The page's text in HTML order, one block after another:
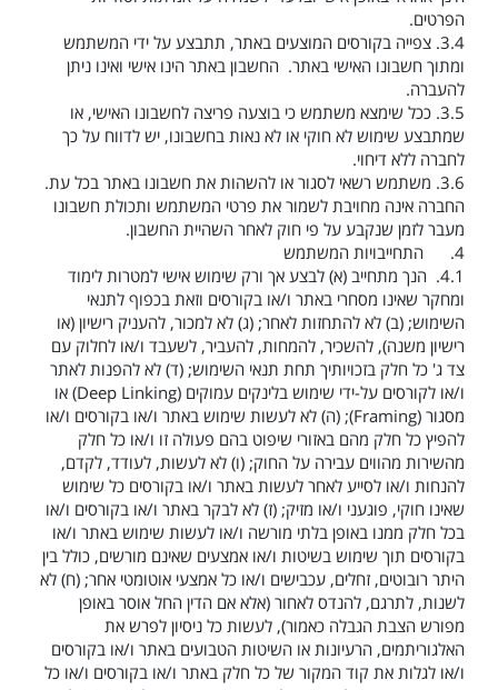
הפרטים.
3.4. צפייה בקורסים המוצעים באתר, תתבצע על ידי המשתמש
ומתוך חשבונו האישי באתר. החשבון באתר הינו אישי ואינו ניתן
להעברה.
3.5. ככל שימצא משתמש כי בוצעה פריצה לחשבונו האישי, או
שמתבצע שימוש לא חוקי או לא נאות בחשבונו, יש לדווח על כך
לחברה ללא דיחוי.
3.6. משתמש רשאי לסגור או להשהות את חשבונו באתר בכל עת.
החברה אינה מחויבת לשמור את פרטי המשתמש ותכולת חשבונו
מעבר לזמן שנקבע על פי חוק לאחר השהיית החשבון.
4.
התחייבויות המשתמש
4.1.
הנך מתחייב (א) לבצע אך ורק שימוש אישי למטרות לימוד
ומחקר שאינו מסחרי באתר ו/או בקורסים וזאת בכפוף לתנאי
השימוש; (ב) לא להתחזות לאחר; (ג) לא למכור, להעניק רישיון (או
רישיון משנה), להשכיר, להמחות, להעביר, לשעבד ו/או לחלוק עם
צד ג' כל חלק בזכויותיך תחת תנאי השימוש; (ד) לא להפנות לאתר
ו/או לקורסים על-ידי שימוש בלינקים עמוקים (Deep Linking) או
מסגור (Framing); (ה) לא לעשות שימוש באתר ו/או בקורסים ו/או
להפיץ כל חלק מהם באזורי שיפוט בהם פעולה זו ו/או כל חלק
מהשירות מהווים עבירה על החוק; (ו) לא לעשות, לעודד, לקדם,
להנחות ו/או לסייע לאחר לעשות באתר ו/או בקורסים כל שימוש
שאינו חוקי, פוגעני ו/או מזיק; (ז) לא לבקר באתר ו/או בקורסים ו/או
בכל חלק ממנו באופן בלתי מורשה ו/או לעשות שימוש באתר ו/או
בקורסים תוך שימוש בשיטות ו/או אמצעים שאינם מורשים, כולל בין
היתר רובוטים, זחלים, עכבישים ו/או כל אמצעי אוטומטי אחר; (ח) לא
לשנות, לתרגם, להנדס לאחור (אלא אם הדין החל אוסר באופן
מפורש הצבת הגבלה כאמור), לעשות כל ניסיון לפרש את
האלגוריתמים, הרעיונות או השיטות הטבועים באתר ו/או בקורסים
ו/או לגלות את קוד המקור של כל חלק באתר ו/או בקורסים ו/או כל